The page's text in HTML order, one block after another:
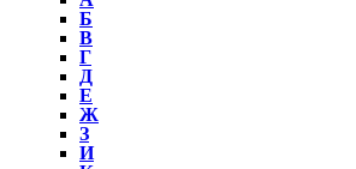
Б
В
Г
Д
Е
Ж
З
И